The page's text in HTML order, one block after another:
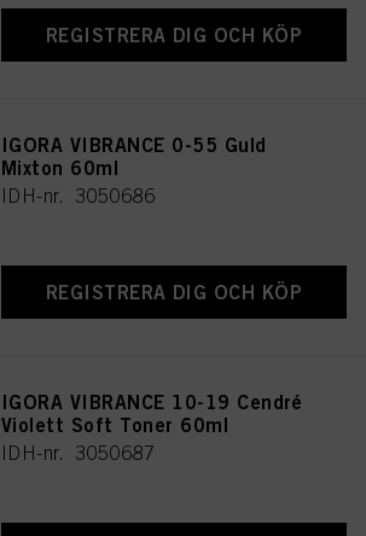
REGISTRERA DIG OCH KÖP
IGORA VIBRANCE 0-55 Guld
Mixton 60ml
IDH-nr. 3050686
REGISTRERA DIG OCH KÖP
IGORA VIBRANCE 10-19 Cendré
Violett Soft Toner 60ml
IDH-nr. 3050687